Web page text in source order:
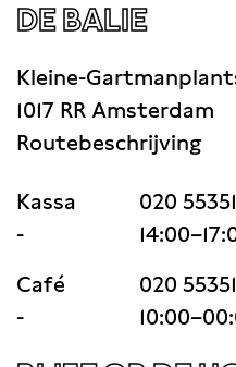
DE BALIE
Kleine-
1017 RR Amsterdam
Routebeschrijving
Kassa
020
-
Café
020
-